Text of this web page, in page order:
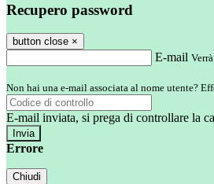
Recupero password
button close ×
E-mail
Non hai una e-mail associata al nome utente?
E-mail inviata, si prega di controllare la
Errore
Chiudi